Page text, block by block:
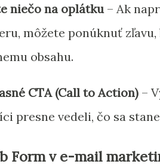
niečo na oplátku – Ak
môžete ponúknuť
obsahu.
CTA (Call to Action) –
presne vedeli, čo sa
Form v e-mail